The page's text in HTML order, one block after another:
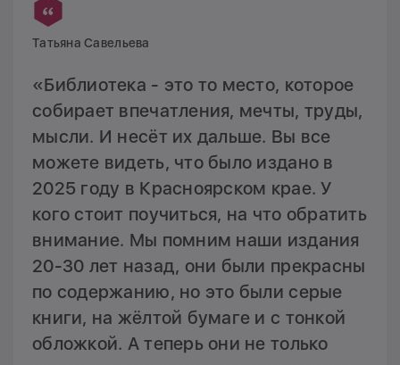
Татьяна Савельева
«Библиотека - это то место, которое
собирает впечатления, мечты, труды,
мысли. И несёт их дальше. Вы все
можете видеть, что было издано в
2025 году в Красноярском крае. У
кого стоит поучиться, на что обратить
внимание. Мы помним наши издания
20-30 лет назад, они были прекрасны
по содержанию, но это были серые
книги, на жёлтой бумаге и с тонкой
обложкой. А теперь они не только